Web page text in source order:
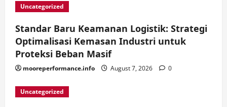
Uncategorized
Standar Baru Keamanan Logistik: Strategi
Optimalisasi Kemasan Industri untuk
Proteksi Beban Masif
mooreperformance.info August 7, 2026 0
Uncategorized